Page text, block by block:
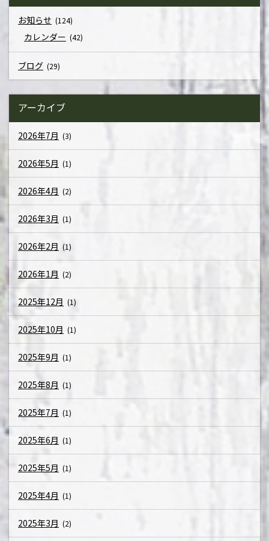
お知らせ (124)
カレンダー (42)
ブログ (29)
アーカイブ
2026年7月 (3)
2026年5月 (1)
2026年4月 (2)
2026年3月 (1)
2026年2月 (1)
2026年1月 (2)
2025年12月 (1)
2025年10月 (1)
2025年9月 (1)
2025年8月 (1)
2025年7月 (1)
2025年6月 (1)
2025年5月 (1)
2025年4月 (1)
2025年3月 (2)